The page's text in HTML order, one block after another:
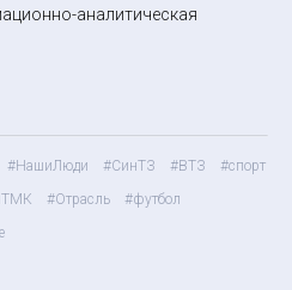
аналитическая
#НашиЛюди #СинТЗ #ВТЗ
#спорт
#Отрасль
#футбол